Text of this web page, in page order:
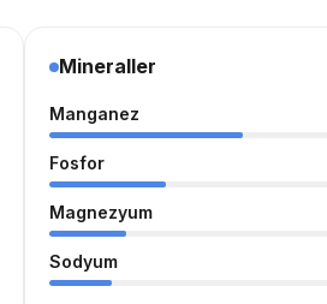
Mineraller
Manganez
Fosfor
Magnezyum
Sodyum